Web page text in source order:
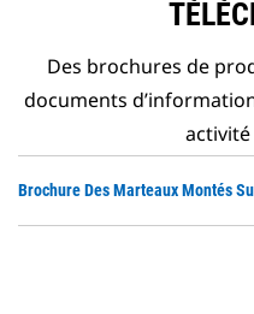
Des brochures de
documents
Brochure Des Marteaux Montés